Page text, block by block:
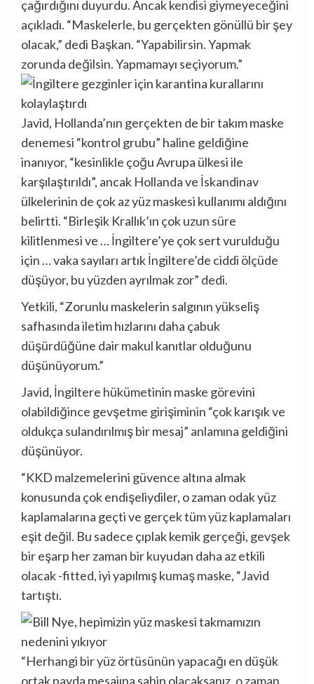
çağırdığını duyurdu. Ancak kendisi giymeyeceğini
açıkladı. “Maskelerle, bu gerçekten gönüllü bir şey
olacak,” dedi Başkan. “Yapabilirsin. Yapmak
zorunda değilsin. Yapmamayı seçiyorum.”
Javid, Hollanda’nın gerçekten de bir takım maske
denemesi “kontrol grubu” haline geldiğine
inanıyor, “kesinlikle çoğu Avrupa ülkesi ile
karşılaştırıldı”, ancak Hollanda ve İskandinav
ülkelerinin de çok az yüz maskesi kullanımı aldığını
belirtti. “Birleşik Krallık’ın çok uzun süre
kilitlenmesi ve … İngiltere’ye çok sert vurulduğu
için … vaka sayıları artık İngiltere’de ciddi ölçüde
düşüyor, bu yüzden ayrılmak zor” dedi.
Yetkili, “Zorunlu maskelerin salgının yükseliş
safhasında iletim hızlarını daha çabuk
düşürdüğüne dair makul kanıtlar olduğunu
düşünüyorum.”
Javid, İngiltere hükümetinin maske görevini
olabildiğince gevşetme girişiminin “çok karışık ve
oldukça sulandırılmış bir mesaj” anlamına geldiğini
düşünüyor.
“KKD malzemelerini güvence altına almak
konusunda çok endişeliydiler, o zaman odak yüz
kaplamalarına geçti ve gerçek tüm yüz kaplamaları
eşit değil. Bu sadece çıplak kemik gerçeği, gevşek
bir eşarp her zaman bir kuyudan daha az etkili
olacak -fitted, iyi yapılmış kumaş maske, “Javid
tartıştı.
“Herhangi bir yüz örtüsünün yapacağı en düşük
ortak payda mesajına sahip olacaksanız, o zaman